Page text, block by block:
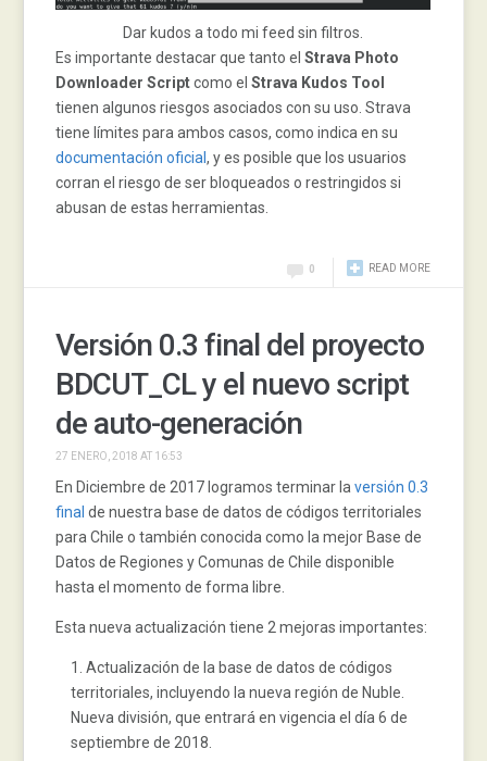
Dar kudos a todo mi feed sin filtros.
Es importante destacar que tanto elStrava Photo
Downloader Scriptcomo el Strava Kudos Tool
tienen algunos riesgos asociados con su uso. Strava
tiene límites para ambos casos, como indica en su
documentación oficial, y es posible que los usuarios
corran el riesgo de ser bloqueados o restringidos si
abusan de estas herramientas.
READ MORE
0
Versión 0.3 final del proyecto
BDCUT_CL y el nuevo script
de auto-generación
27 ENERO, 2018 AT 16:53
En Diciembre de 2017 logramos terminar la versión 0.3
final de nuestra base de datos de códigos territoriales
para Chile o también conocida como la mejor Base de
Datos de Regiones y Comunas de Chile disponible
hasta el momento de forma libre.
Esta nueva actualización tiene 2 mejoras importantes:
Actualización de la base de datos de códigos
territoriales, incluyendo la nueva región de Nuble.
Nueva división, que entrará en vigencia el día 6 de
septiembre de 2018.